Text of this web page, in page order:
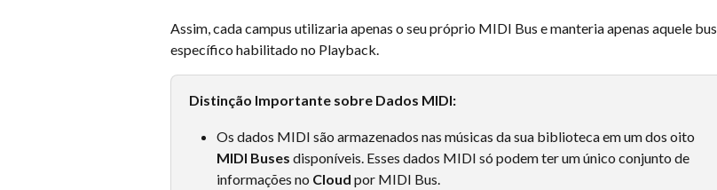
Assim, cada campus utilizaria apenas o seu próprio MIDI Bus e manteria apenas aquele bus
específico habilitado no Playback.
Distinção Importante sobre Dados MIDI:
Os dados MIDI são armazenados nas músicas da sua biblioteca em um dos oito
MIDI Buses disponíveis. Esses dados MIDI só podem ter um único conjunto de
informações no Cloud por MIDI Bus.